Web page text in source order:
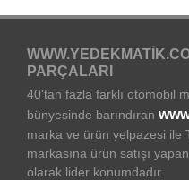
PARÇALARI
40'tan fazla farklı otomobil
bünyesinde barındıran
marka ve ürün yelpazesi ile
markasına ürün satışı
olarak lider konumdadır.